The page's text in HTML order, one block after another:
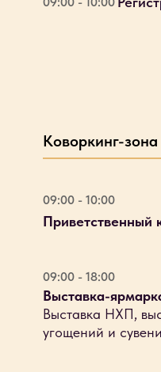
Коворкинг-зона
09:00 - 18:00
Выставка-
Выставка НХП,
угощений и
09:00 - 10:00
Приветственный